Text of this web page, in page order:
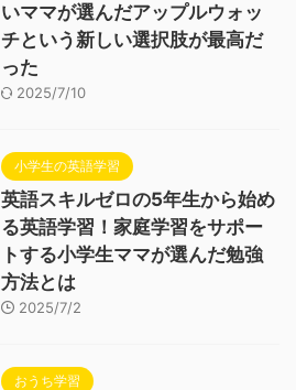
いママが選んだアップルウォッ
チという新しい選択肢が最高だ
った
2025/7/10
小学生の英語学習
英語スキルゼロの5年生から始め
る英語学習！家庭学習をサポー
トする小学生ママが選んだ勉強
方法とは
2025/7/2
おうち学習